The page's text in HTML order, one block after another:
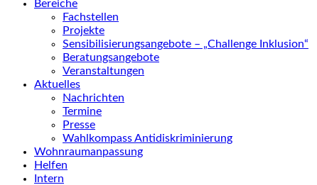
Bereiche
Fachstellen
Projekte
Sensibilisierungsangebote – „Challenge Inklusion“
Beratungsangebote
Veranstaltungen
Aktuelles
Nachrichten
Termine
Presse
Wahlkompass Antidiskriminierung
Wohnraumanpassung
Helfen
Intern